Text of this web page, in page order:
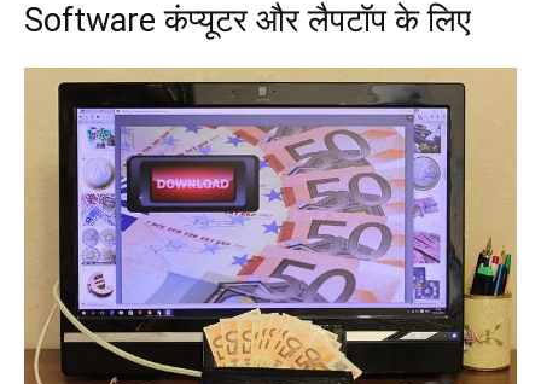
Software कंप्यूटर और लैपटॉप के लिए